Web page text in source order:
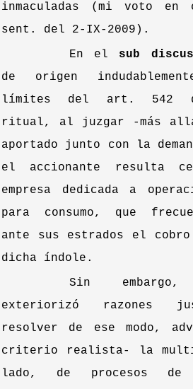
inmaculadas (mi voto en
sent. del 2-IX-2009).
En el sub
de origen
límites del art. 542
ritual, al juzgar -más
aportado junto con la
el accionante resulta
empresa dedicada a
para consumo, que
ante sus estrados el cobro
dicha índole.
Sin
exteriorizó razones
resolver de ese modo,
criterio realista- la
lado, de procesos de